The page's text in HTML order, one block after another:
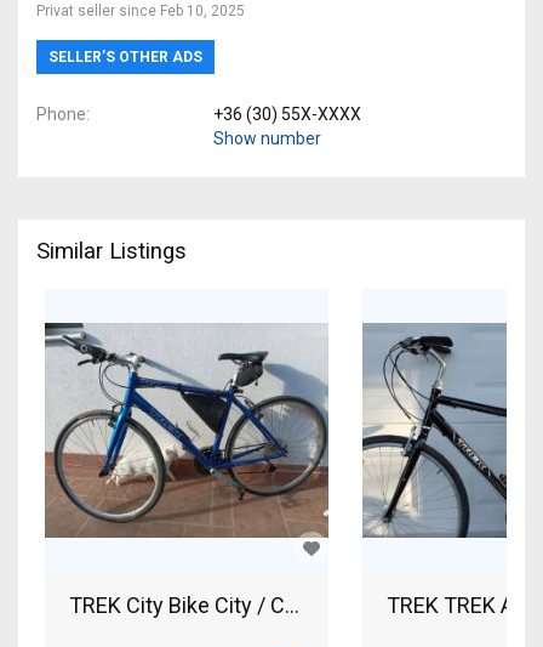
Privat seller since Feb 10, 2025
SELLER’S OTHER ADS
Phone
+36 (30) 55X-XXXX
Show number
Similar Listings
TREK City Bike City / Cruiser / Urban V-brake
TREK TREK